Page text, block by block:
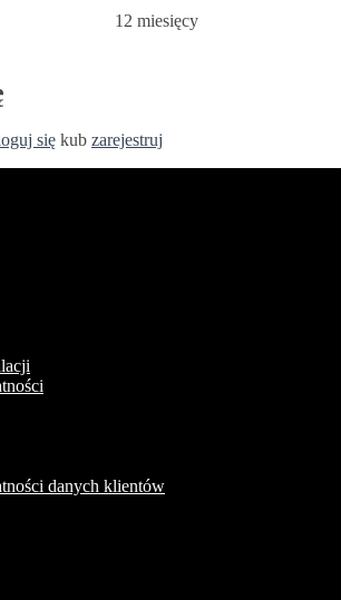
12 miesięcy
się kub zarejestruj
danych klientów